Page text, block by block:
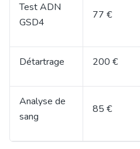
Test ADN
GSD4
77 €
Détartrage 200 €
Analyse de
sang
85 €